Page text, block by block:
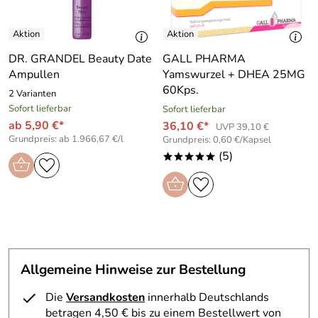
³Biotin, Zink und Selen tragen zurErhaltung normaler
bei.
⁴Zink und Selen tragen zur
Erhaltung normaler Nägel
bei.
Eine ausgewogene, abwechslungsreiche Ernährung und
eine gesunde Lebensweise sind wichtig für Ihre
Gesundheit.
VERZEHREMPFEHLUNG
Morgens ein 20ml Trinkfläschchen Dr. Niedermaier Beauty
Drink Hyaluron einnehmen, danach etwas stilles Wasser
beizubehalten, empfehlen wir danach alle 2 bis 3 Tage -
bei Bedarf auch täglich - das Produkt weiter einzunehmen.
innerhalb eines Tages verbrauchen. Nicht über 25°C
DR. GRANDEL Beauty Date
Ampullen
2 Varianten
Sofort lieferbar
ab 5,90 €*
Grundpreis: ab 1.966,67 €/l
GALL PHARMA
Yamswurzel + DHEA 25MG
60Kps.
Sofort lieferbar
36,10 €*
UVP 39,10 €
Grundpreis: 0,60 €/Kapsel
***** (5)
Allgemeine Hinweise zur Bestellung
Die Versandkosten innerhalb Deutschlands
betragen 4,50 € bis zu einem Bestellwert von